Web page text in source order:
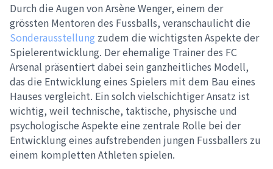
Durch die Augen von Arsène Wenger, einem der
grössten Mentoren des Fussballs, veranschaulicht die
Sonderausstellung zudem die wichtigsten Aspekte der
Spielerentwicklung. Der ehemalige Trainer des FC
Arsenal präsentiert dabei sein ganzheitliches Modell,
das die Entwicklung eines Spielers mit dem Bau eines
Hauses vergleicht. Ein solch vielschichtiger Ansatz ist
wichtig, weil technische, taktische, physische und
psychologische Aspekte eine zentrale Rolle bei der
Entwicklung eines aufstrebenden jungen Fussballers zu
einem kompletten Athleten spielen.